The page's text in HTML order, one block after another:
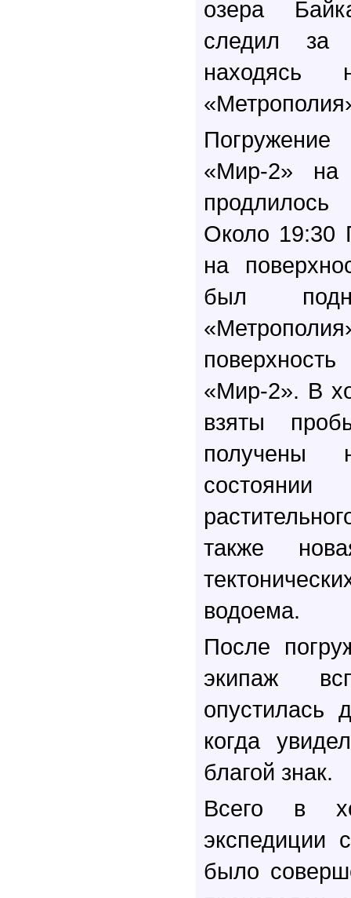
озера
следил за
«Мир-2» на
Около 19:30
на
был
«Мир-2». В
взяты
также
водоема.
После
экипаж
опустилась
когда
благой знак.
Всего в
экспедиции
было